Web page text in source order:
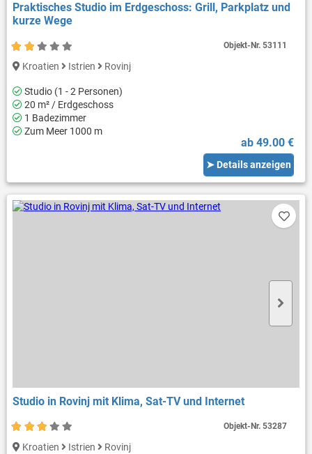
Praktisches Studio im Erdgeschoss: Grill, Parkplatz und
kurze Wege
Kroatien Istrien Rovinj
Studio (1 - 2 Personen)
20 m² / Erdgeschoss
1 Badezimmer
Zum Meer 1000 m
ab 49.00 €
➤ Details anzeigen
Objekt-Nr.53111
Studio in Rovinj mit Klima, Sat-TV und Internet
Kroatien Istrien Rovinj
Objekt-Nr.53287